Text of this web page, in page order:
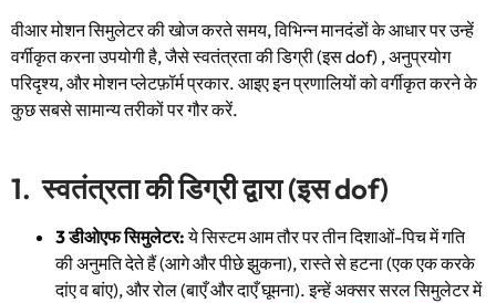
वीआर मोशन सिमुलेटर की खोज करते समय, विभिन्न मानदंडों के आधार पर उन्हें
वर्गीकृत करना उपयोगी है, जैसे स्वतंत्रता की डिग्री (इस dof) , अनुप्रयोग
परिदृश्य, और मोशन प्लेटफ़ॉर्म प्रकार. आइए इन प्रणालियों को वर्गीकृत करने के
कुछ सबसे सामान्य तरीकों पर गौर करें.
1. स्वतंत्रता की डिग्री द्वारा (इस dof)
3 डीओएफ सिमुलेटर:ये सिस्टम आम तौर पर तीन दिशाओं-पिच में गति
की अनुमति देते हैं (आगे और पीछे झुकना), रास्ते से हटना (एक एक करके
दांए व बांए), और रोल (बाएँ और दाएँ घूमना). इन्हें अक्सर सरल सिमुलेटर में